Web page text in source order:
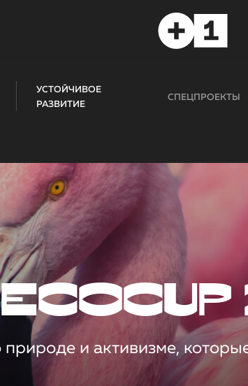
УСТОЙЧИВОЕ
РАЗВИТИЕ
СПЕЦПРОЕКТЫ
и активизме,